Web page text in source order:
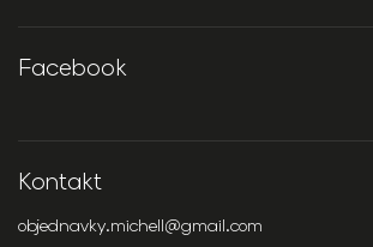
Facebook
Kontakt
objednavky.michell@gmail.com